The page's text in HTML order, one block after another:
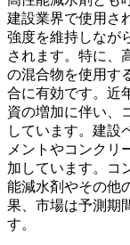
建設業界で使用さ
強度を維持しなが
されます。特に、
の混合物を使用す
合に有効です。近
資の増加に伴い、
しています。建設
メントやコンクリ
加しています。コ
能減水剤やその他
果、市場は予測期
す。